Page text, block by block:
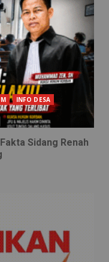
INFO DESA
Sidang Renah